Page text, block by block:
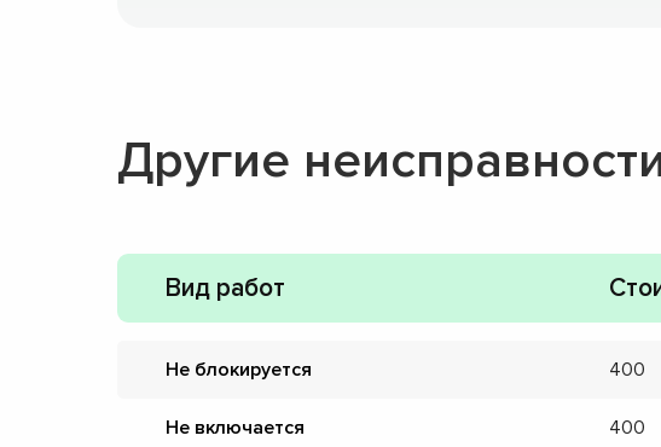
Другие
Вид работ
Не блокируется 400
Не включается 400